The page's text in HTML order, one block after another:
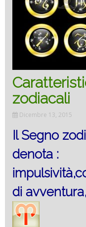
zodiacali
Dicembre 13, 2015
Il Segno
denota :
di